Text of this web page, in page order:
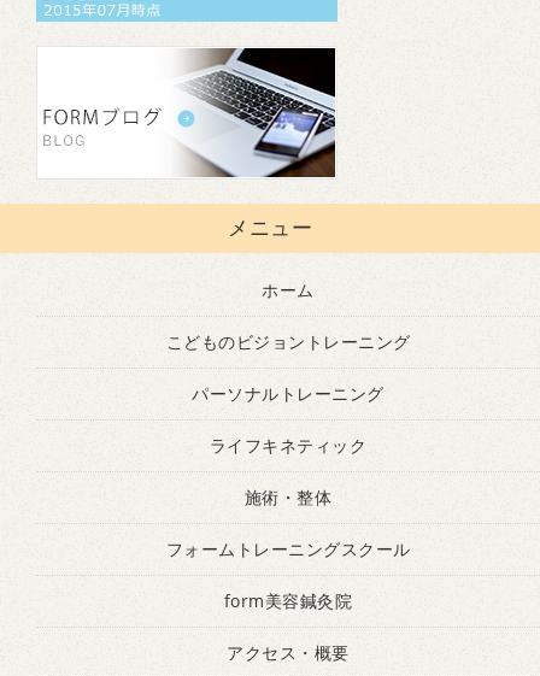
メニュー
ホーム
こどものビジョントレーニング
パーソナルトレーニング
ライフキネティック
施術・整体
フォームトレーニングスクール
form美容鍼灸院
アクセス・概要